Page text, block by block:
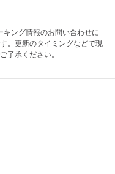
ング情報のお問い合わせに
。更新のタイミングなどで現
了承ください。